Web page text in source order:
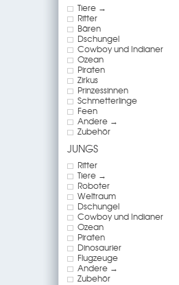
Tiere →
Ritter
Bären
Dschungel
Cowboy und Indianer
Ozean
Piraten
Zirkus
Prinzessinnen
Schmetterlinge
Feen
Andere →
Zubehör
JUNGS
Ritter
Tiere →
Roboter
Weltraum
Dschungel
Cowboy und Indianer
Ozean
Piraten
Dinosaurier
Flugzeuge
Andere →
Zubehör